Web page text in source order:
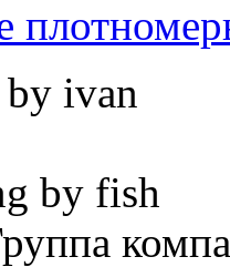
ivan
by fish